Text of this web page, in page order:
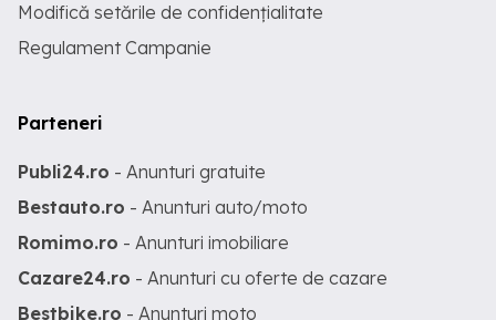
Modifică setările de confidențialitate
Regulament Campanie
Parteneri
Publi24.ro - Anunturi gratuite
Bestauto.ro - Anunturi auto/moto
Romimo.ro - Anunturi imobiliare
Cazare24.ro - Anunturi cu oferte de cazare
Bestbike.ro - Anunturi moto